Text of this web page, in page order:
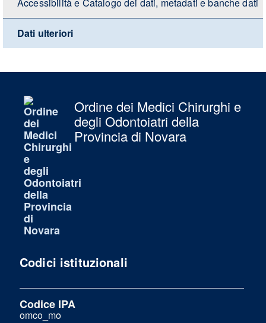
Accessibilità e Catalogo dei dati, metadati e banche dati
Dati ulteriori
Ordine dei Medici Chirurghi e
degli Odontoiatri della
Provincia di Novara
Codici istituzionali
Codice IPA
omco_mo